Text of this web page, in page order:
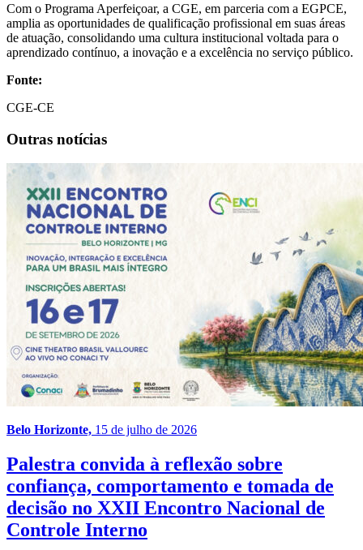
Com o Programa Aperfeiçoar, a CGE, em parceria com a EGPCE,
amplia as oportunidades de qualificação profissional em suas áreas
de atuação, consolidando uma cultura institucional voltada para o
aprendizado contínuo, a inovação e a excelência no serviço público.
Fonte:
CGE-CE
Outras notícias
Belo Horizonte, 15 de julho de 2026
Palestra convida à reflexão sobre
confiança, comportamento e tomada de
decisão no XXII Encontro Nacional de
Controle Interno